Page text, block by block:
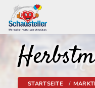
STARTSEITE